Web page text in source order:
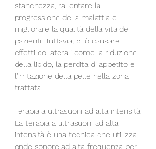
stanchezza, rallentare la
progressione della malattia e
migliorare la qualità della vita dei
pazienti. Tuttavia, può causare
effetti collaterali come la riduzione
della libido, la perdita di appetito e
l'irritazione della pelle nella zona
trattata.
Terapia a ultrasuoni ad alta intensità
La terapia a ultrasuoni ad alta
intensità è una tecnica che utilizza
onde sonore ad alta frequenza per